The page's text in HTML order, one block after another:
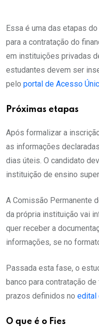
Essa é uma das etapas
para a contratação do
em instituições privadas
estudantes devem ser
pelo portal de Acesso
Próximas etapas
Após formalizar a
as informações
dias úteis. O candidato
instituição de ensino
A Comissão Permanente
da própria instituição vai
quer receber a
informações, se no
Passada esta fase, o
banco para contratação
prazos definidos no edital
O que é o Fies